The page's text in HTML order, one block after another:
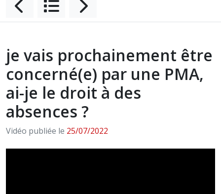
je vais prochainement être
concerné(e) par une PMA,
ai-je le droit à des
absences ?
Vidéo publiée le 25/07/2022